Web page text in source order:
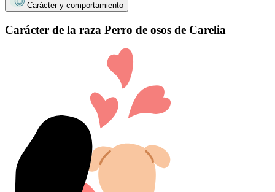
Carácter y comportamiento
Carácter de la raza Perro de osos de Carelia